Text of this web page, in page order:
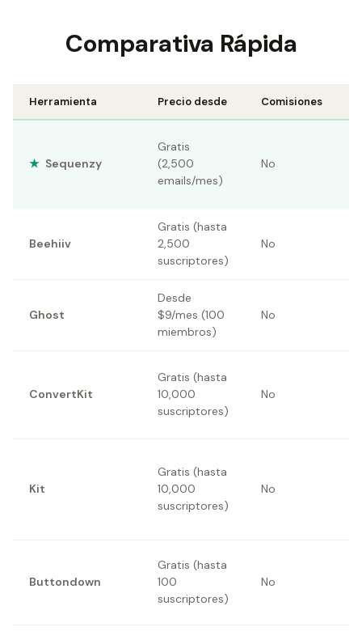
Comparativa Rápida
Herramienta Precio desde Comisiones
★ Sequenzy
Gratis
(2,500
emails/mes)
No
Beehiiv
Gratis (hasta
2,500
suscriptores)
No
Ghost
Desde
$9/mes (100
miembros)
No
ConvertKit
Gratis (hasta
10,000
suscriptores)
No
Kit
Gratis (hasta
10,000
suscriptores)
No
Buttondown
Gratis (hasta
100
suscriptores)
No